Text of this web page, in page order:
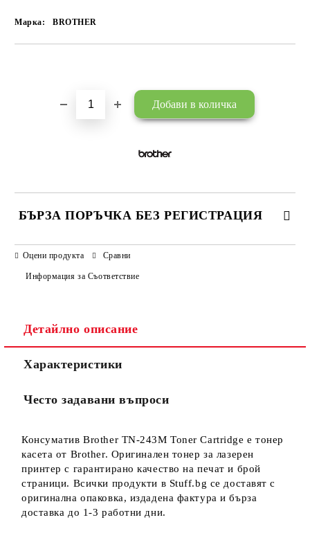
Марка: BROTHER
БЪРЗА ПОРЪЧКА БЕЗ РЕГИСТРАЦИЯ
САМО ПОПЪЛНЕТЕ 3 ПОЛЕТА
Оцени продукта Сравни
Информация за Съответствие
Детайлно описание
Характеристики
Често задавани въпроси
Консуматив Brother TN-243M Toner Cartridge е тонер
касета от Brother. Оригинален тонер за лазерен
принтер с гарантирано качество на печат и брой
страници. Всички продукти в Stuff.bg се доставят с
оригинална опаковка, издадена фактура и бърза
доставка до 1-3 работни дни.